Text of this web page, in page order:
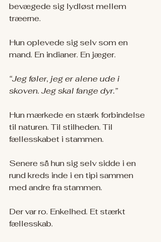
bevægede sig lydløst mellem
træerne.
Hun oplevede sig selv som en
mand. En indianer. En jæger.
“Jeg føler, jeg er alene ude i
skoven. Jeg skal fange dyr.”
Hun mærkede en stærk forbindelse
til naturen. Til stilheden. Til
fællesskabet i stammen.
Senere så hun sig selv sidde i en
rund kreds inde i en tipi sammen
med andre fra stammen.
Der var ro. Enkelhed. Et stærkt
fællesskab.